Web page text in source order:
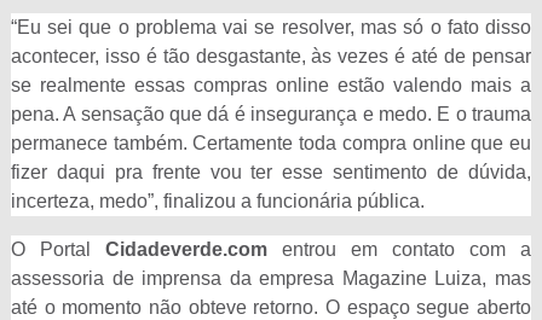
“Eu sei que o problema vai se resolver, mas só o fato disso
acontecer, isso é tão desgastante, às vezes é até de pensar
se realmente essas compras online estão valendo mais a
pena. A sensação que dá é insegurança e medo. E o trauma
permanece também. Certamente toda compra online que eu
fizer daqui pra frente vou ter esse sentimento de dúvida,
incerteza, medo”, finalizou a funcionária pública.
O Portal Cidadeverde.comentrou em contato com a
assessoria de imprensa da empresa Magazine Luiza, mas
até o momento não obteve retorno. O espaço segue aberto